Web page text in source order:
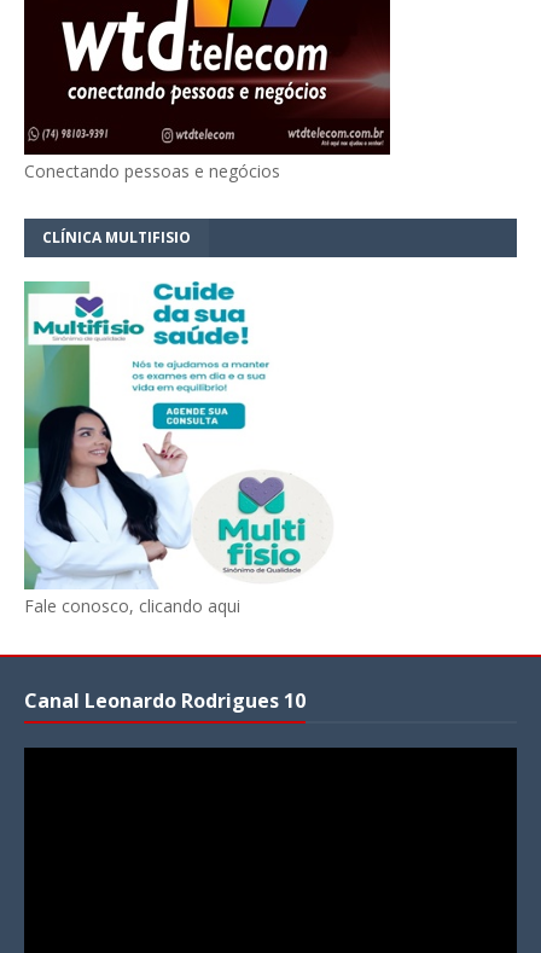
Conectando pessoas e negócios
CLÍNICA MULTIFISIO
Fale conosco, clicando aqui
Canal Leonardo Rodrigues 10